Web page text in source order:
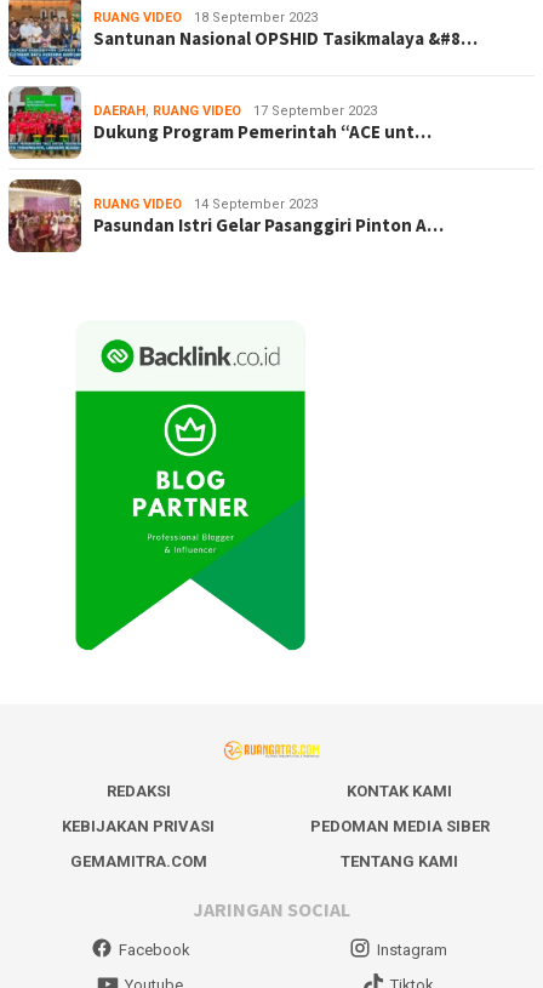
RUANG VIDEO 18 September 2023
Santunan Nasional OPSHID Tasikmalaya &#8…
DAERAH, RUANG VIDEO 17 September 2023
Dukung Program Pemerintah “ACE unt…
RUANG VIDEO 14 September 2023
Pasundan Istri Gelar Pasanggiri Pinton A…
REDAKSI
KONTAK KAMI
KEBIJAKAN PRIVASI
PEDOMAN MEDIA SIBER
GEMAMITRA.COM
TENTANG KAMI
JARINGAN SOCIAL
Facebook
Instagram